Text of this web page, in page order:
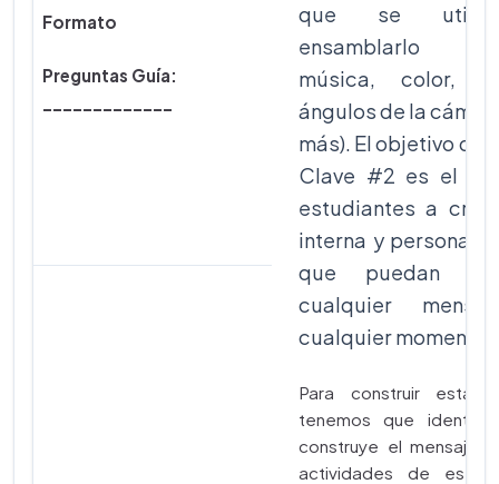
Formato
Preguntas Guía:
que se
ensamblarlo
música, color,
ángulos de la
más). El objetivo de
Clave #2 es el
estudiantes a
interna y personal
que puedan
cualquier
cualquier momento.
Para construir esta
tenemos que
construye el mensaje.
actividades de este